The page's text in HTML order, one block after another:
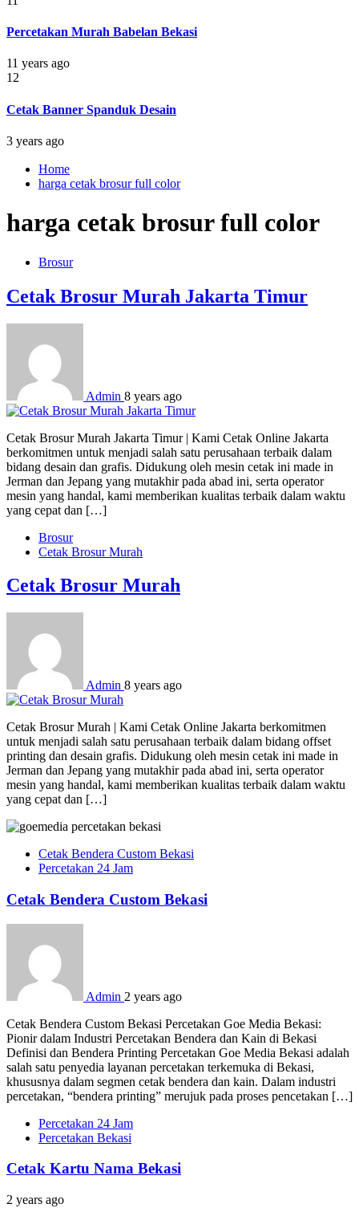
Percetakan Murah Babelan Bekasi
11 years ago
12
Cetak Banner Spanduk Desain
3 years ago
Home
harga cetak brosur full color
harga cetak brosur full color
Brosur
Cetak Brosur Murah Jakarta Timur
Admin 8 years ago
Cetak Brosur Murah Jakarta Timur | Kami Cetak Online Jakarta
berkomitmen untuk menjadi salah satu perusahaan terbaik dalam
bidang desain dan grafis. Didukung oleh mesin cetak ini made in
Jerman dan Jepang yang mutakhir pada abad ini, serta operator
mesin yang handal, kami memberikan kualitas terbaik dalam waktu
yang cepat dan […]
Brosur
Cetak Brosur Murah
Cetak Brosur Murah
Admin 8 years ago
Cetak Brosur Murah | Kami Cetak Online Jakarta berkomitmen
untuk menjadi salah satu perusahaan terbaik dalam bidang offset
printing dan desain grafis. Didukung oleh mesin cetak ini made in
Jerman dan Jepang yang mutakhir pada abad ini, serta operator
mesin yang handal, kami memberikan kualitas terbaik dalam waktu
yang cepat dan […]
Cetak Bendera Custom Bekasi
Percetakan 24 Jam
Cetak Bendera Custom Bekasi
Admin 2 years ago
Cetak Bendera Custom Bekasi Percetakan Goe Media Bekasi:
Pionir dalam Industri Percetakan Bendera dan Kain di Bekasi
Definisi dan Bendera Printing Percetakan Goe Media Bekasi adalah
salah satu penyedia layanan percetakan terkemuka di Bekasi,
khususnya dalam segmen cetak bendera dan kain. Dalam industri
percetakan, “bendera printing” merujuk pada proses pencetakan […]
Percetakan 24 Jam
Percetakan Bekasi
Cetak Kartu Nama Bekasi
2 years ago